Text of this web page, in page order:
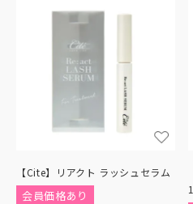
【Cite】リアクト ラッシュセラム
会員価格あり